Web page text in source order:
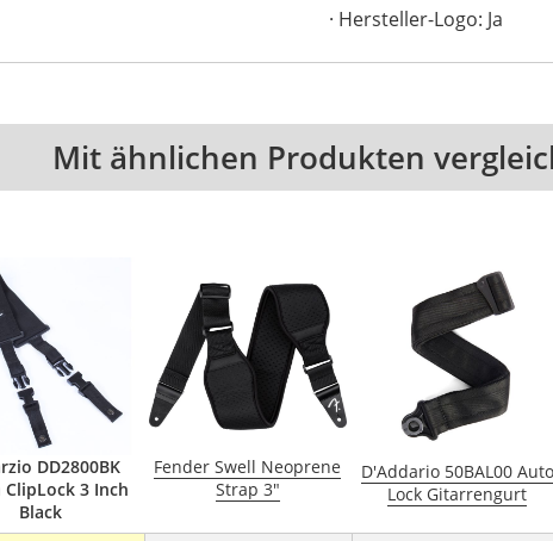
Hersteller-Logo: Ja
Mit ähnlichen Produkten
DD2800BK
3 Inch
Black
Fender Swell Neoprene
Strap 3"
D'Addario 50BAL00 Auto
Lock Gitarrengurt